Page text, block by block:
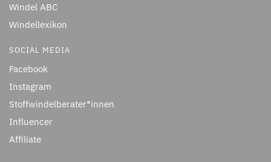
Windel ABC
Windellexikon
SOCIAL MEDIA
Facebook
Instagram
Stoffwindelberater*innen
Influencer
Affiliate